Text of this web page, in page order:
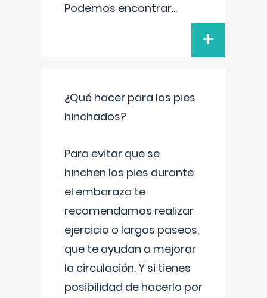
Podemos encontrar...
+
¿Qué hacer para los pies
hinchados?
Para evitar que se
hinchen los pies durante
el embarazo te
recomendamos realizar
ejercicio o largos paseos,
que te ayudan a mejorar
la circulación. Y si tienes
posibilidad de hacerlo por